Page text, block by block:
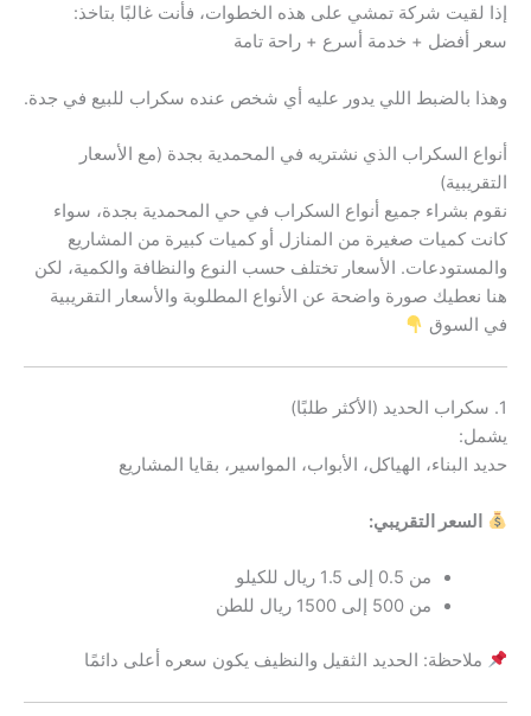
إذا لقيت شركة تمشي على هذه الخطوات، فأنت غالبًا بتاخذ:
سعر أفضل + خدمة أسرع + راحة تامة
وهذا بالضبط اللي يدور عليه أي شخص عنده سكراب للبيع في جدة.
أنواع السكراب الذي نشتريه في المحمدية بجدة (مع الأسعار
التقريبية)
نقوم بشراء جميع أنواع السكراب في حي المحمدية بجدة، سواء
كانت كميات صغيرة من المنازل أو كميات كبيرة من المشاريع
والمستودعات. الأسعار تختلف حسب النوع والنظافة والكمية، لكن
هنا نعطيك صورة واضحة عن الأنواع المطلوبة والأسعار التقريبية
في السوق
1. سكراب الحديد (الأكثر طلبًا)
يشمل:
حديد البناء، الهياكل، الأبواب، المواسير، بقايا المشاريع
السعر التقريبي:
من 0.5 إلى 1.5 ريال للكيلو
من 500 إلى 1500 ريال للطن
ملاحظة: الحديد الثقيل والنظيف يكون سعره أعلى دائمًا